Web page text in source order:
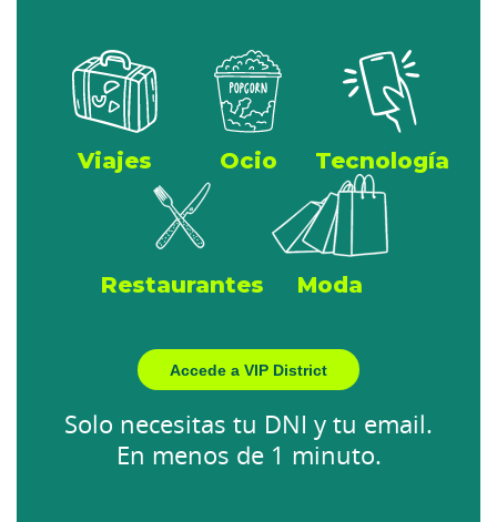
Viajes Ocio Tecnología
Restaurantes Moda
Accede a VIP District
Solo necesitas tu DNI y tu email.
En menos de 1 minuto.